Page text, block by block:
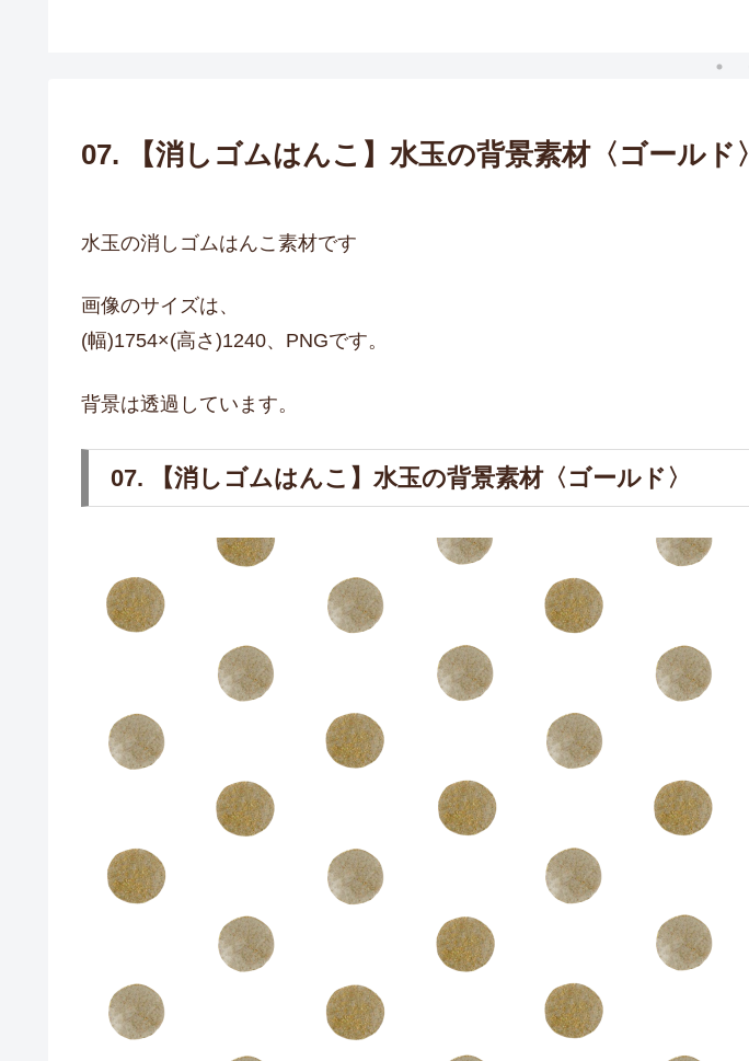
07. 【消しゴムはんこ】水玉の背景素材〈ゴールド〉
水玉の消しゴムはんこ素材です
画像のサイズは、
(幅)1754×(高さ)1240、PNGです。
背景は透過しています。
07. 【消しゴムはんこ】水玉の背景素材〈ゴールド〉